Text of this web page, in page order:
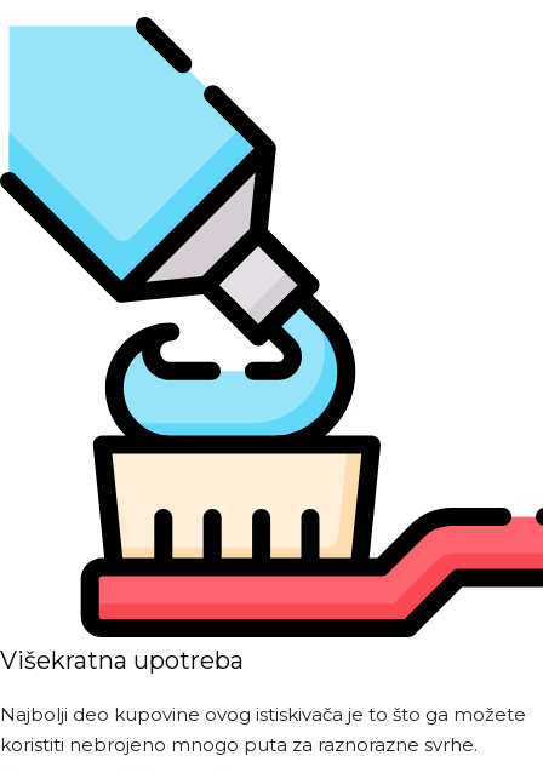
Višekratna upotreba
Najbolji deo kupovine ovog istiskivača je to što ga možete
koristiti nebrojeno mnogo puta za raznorazne svrhe.